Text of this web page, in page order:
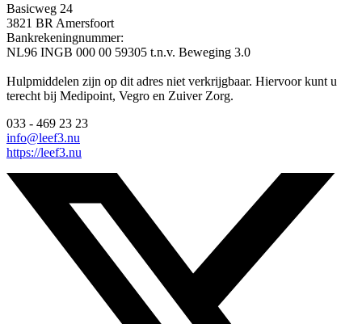
Basicweg 24
3821 BR Amersfoort
Bankrekeningnummer:
NL96 INGB 000 00 59305 t.n.v. Beweging 3.0
Hulpmiddelen zijn op dit adres niet verkrijgbaar. Hiervoor kunt u
terecht bij Medipoint, Vegro en Zuiver Zorg.
033 - 469 23 23
info@leef3.nu
https://leef3.nu